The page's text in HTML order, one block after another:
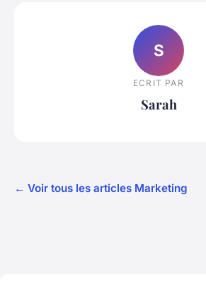
S
ECRIT PAR
Sarah
← Voir tous les articles Marketing